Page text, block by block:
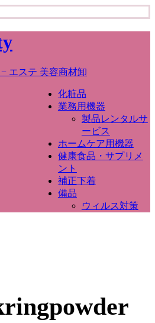
化粧品
業務用機器
製品レンタルサ
ービス
ホームケア用機器
健康食品・サプリメ
ント
補正下着
備品
ウィルス対策